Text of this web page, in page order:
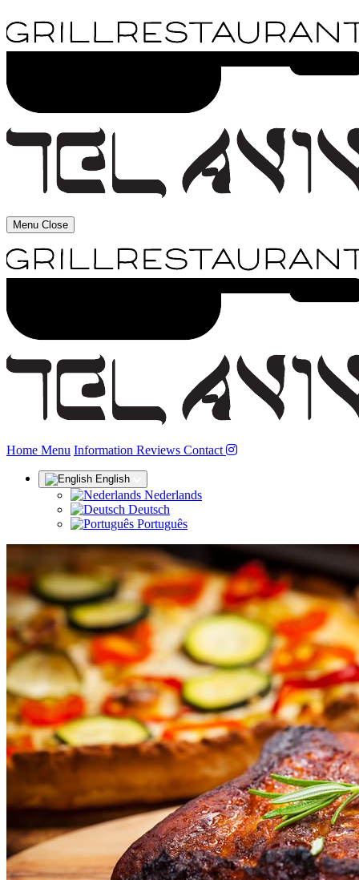
Menu Close
Home (current)
Menu Information Reviews Contact
English
Nederlands
Deutsch
Português